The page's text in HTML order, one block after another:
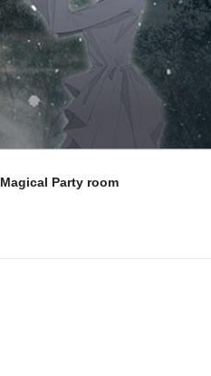
Magical Party room